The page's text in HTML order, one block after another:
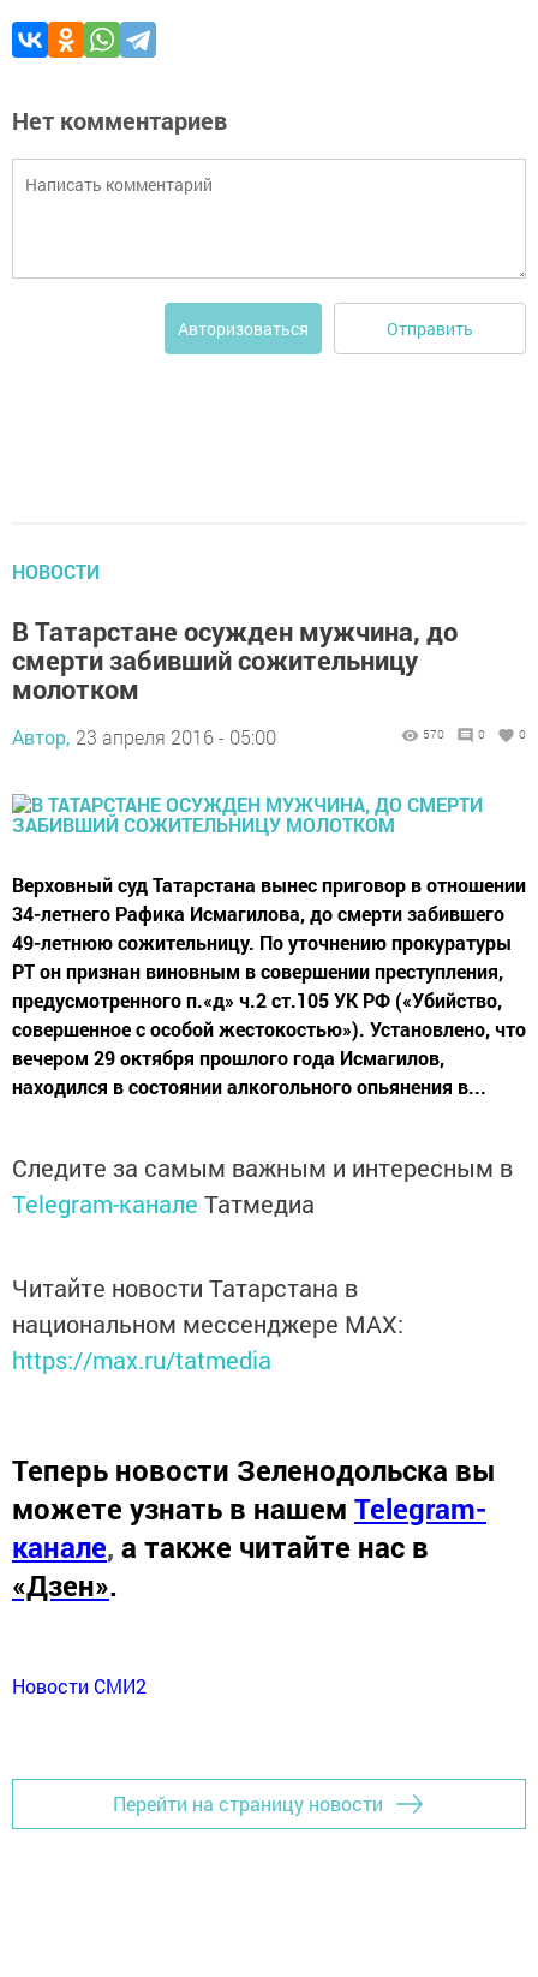
Нет комментариев
Авторизоваться Отправить
НОВОСТИ
В Татарстане осужден мужчина, до
смерти забивший сожительницу
молотком
Автор, 23 апреля 2016 - 05:00 570 0 0
Верховный суд Татарстана вынес приговор в отношении
34-летнего Рафика Исмагилова, до смерти забившего
49-летнюю сожительницу. По уточнению прокуратуры
РТ он признан виновным в совершении преступления,
предусмотренного п.«д» ч.2 ст.105 УК РФ («Убийство,
совершенное с особой жестокостью»). Установлено, что
вечером 29 октября прошлого года Исмагилов,
находился в состоянии алкогольного опьянения в...
Следите за самым важным и интересным в
Telegram-канале Татмедиа
Читайте новости Татарстана в
национальном мессенджере MАХ:
https://max.ru/tatmedia
Теперь новости Зеленодольска вы
можете узнать в нашем Telegram-
канале, а также читайте нас в
«Дзен».
Новости СМИ2
Перейти на страницу новости